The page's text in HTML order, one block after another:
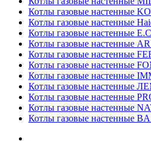
Котлы газовые настенные
Котлы газовые настенные
Котлы газовые настенные
Котлы газовые настенные
Котлы газовые настенные
Котлы газовые настенные
Котлы газовые настенные
Котлы газовые настенные
Котлы газовые настенные
Котлы газовые настенные
Котлы газовые настенные